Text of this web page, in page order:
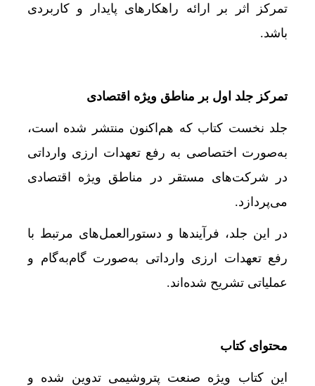
تمرکز اثر بر ارائه راهکارهای پایدار و کاربردی
باشد.
تمرکز جلد اول بر مناطق ویژه اقتصادی
جلد نخست کتاب که هم‌اکنون منتشر شده است،
به‌صورت اختصاصی به رفع تعهدات ارزی وارداتی
در شرکت‌های مستقر در مناطق ویژه اقتصادی
می‌پردازد.
در این جلد، فرآیندها و دستورالعمل‌های مرتبط با
رفع تعهدات ارزی وارداتی به‌صورت گام‌به‌گام و
عملیاتی تشریح شده‌اند.
محتوای کتاب
این کتاب ویژه صنعت پتروشیمی تدوین شده و